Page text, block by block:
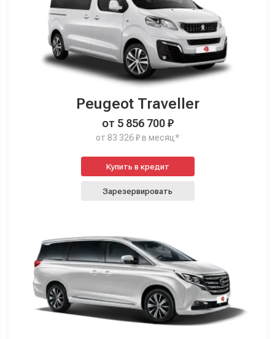
Peugeot Traveller
от 5 856 700 ₽
от 83 326 ₽ в месяц*
Купить в кредит
Зарезервировать